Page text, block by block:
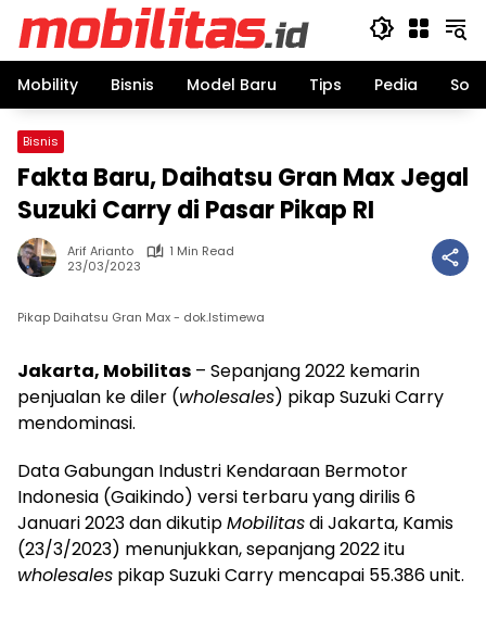
Mobility Bisnis Model Baru Tips Pedia
Bisnis
Fakta Baru, Daihatsu Gran Max Jegal
Suzuki Carry di Pasar Pikap RI
Arif Arianto
1 Min Read
23/03/2023
Pikap Daihatsu Gran Max - dok.Istimewa
Jakarta, Mobilitas – Sepanjang 2022 kemarin
penjualan ke diler (wholesales) pikap Suzuki Carry
mendominasi.
Data Gabungan Industri Kendaraan Bermotor
Indonesia (Gaikindo) versi terbaru yang dirilis 6
Januari 2023 dan dikutipMobilitasdi Jakarta, Kamis
(23/3/2023) menunjukkan, sepanjang 2022 itu
wholesales pikap Suzuki Carry mencapai 55.386 unit.